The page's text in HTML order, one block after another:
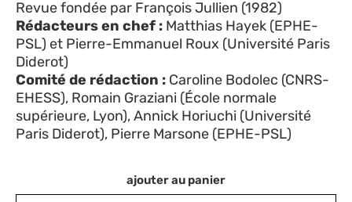
ajouter au panier
Revue fondée par François Jullien (1982)
Rédacteurs en chef : Matthias Hayek (EPHE-
PSL) et Pierre-Emmanuel Roux (Université Paris
Diderot)
Comité de rédaction : Caroline Bodolec (CNRS-
EHESS), Romain Graziani (École normale
supérieure, Lyon), Annick Horiuchi (Université
Paris Diderot), Pierre Marsone (EPHE-PSL)